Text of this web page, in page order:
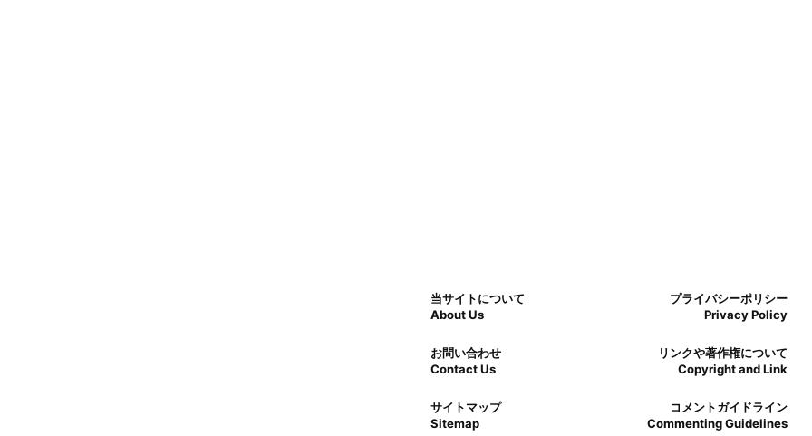
当サイトについて
About Us
プライバシーポリシー
Privacy Policy
お問い合わせ
Contact Us
リンクや著作権について
Copyright and Link
サイトマップ
Sitemap
コメントガイドライン
Commenting Guidelines